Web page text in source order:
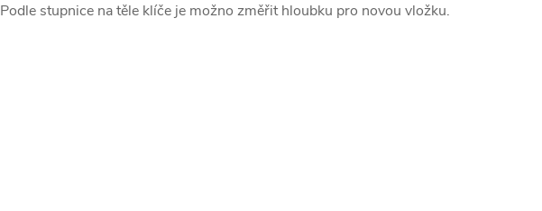
Podle stupnice na těle klíče je možno změřit hloubku pro novou vložku.